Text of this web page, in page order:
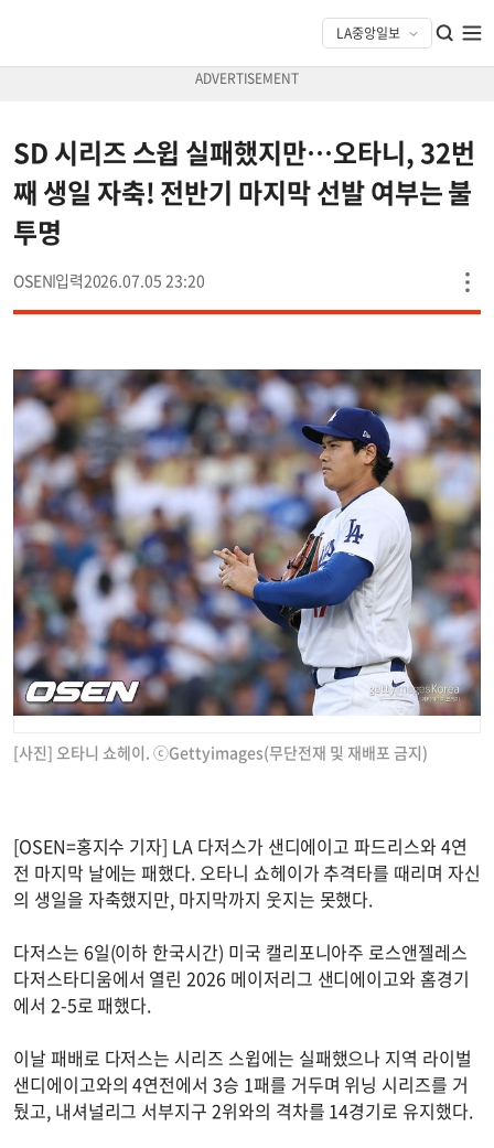
SD 시리즈 스윕 실패했지만…오타니, 32번
째 생일 자축! 전반기 마지막 선발 여부는 불
투명
OSEN 2026.07.05 23:20
[사진] 오타니 쇼헤이. ⓒGettyimages(무단전재 및 재배포 금지)
[OSEN=홍지수 기자] LA 다저스가 샌디에이고 파드리스와 4연
전 마지막 날에는 패했다. 오타니 쇼헤이가 추격타를 때리며 자신
의 생일을 자축했지만, 마지막까지 웃지는 못했다.
다저스는 6일(이하 한국시간) 미국 캘리포니아주 로스앤젤레스
다저스타디움에서 열린 2026 메이저리그 샌디에이고와 홈경기
에서 2-5로 패했다.
이날 패배로 다저스는 시리즈 스윕에는 실패했으나 지역 라이벌
샌디에이고와의 4연전에서 3승 1패를 거두며 위닝 시리즈를 거
뒀고, 내셔널리그 서부지구 2위와의 격차를 14경기로 유지했다.